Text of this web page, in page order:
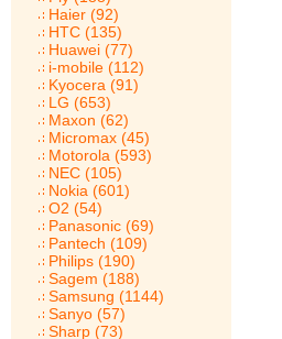
Haier (92)
HTC (135)
Huawei (77)
i-mobile (112)
Kyocera (91)
LG (653)
Maxon (62)
Micromax (45)
Motorola (593)
NEC (105)
Nokia (601)
O2 (54)
Panasonic (69)
Pantech (109)
Philips (190)
Sagem (188)
Samsung (1144)
Sanyo (57)
Sharp (73)